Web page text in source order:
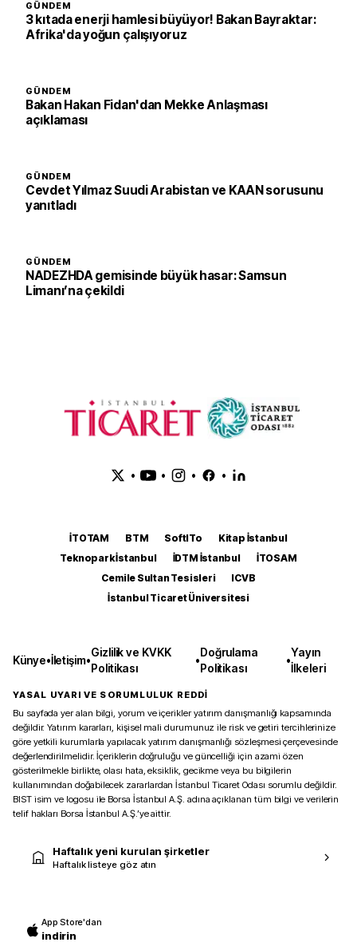
GÜNDEM
3 kıtada enerji hamlesi büyüyor! Bakan Bayraktar:
Afrika'da yoğun çalışıyoruz
GÜNDEM
Bakan Hakan Fidan'dan Mekke Anlaşması
açıklaması
GÜNDEM
Cevdet Yılmaz Suudi Arabistan ve KAAN sorusunu
yanıtladı
GÜNDEM
NADEZHDA gemisinde büyük hasar: Samsun
Limanı’na çekildi
• • • •
İTOTAM BTM SoftITo
Kitap İstanbul
Teknopark İstanbul
İDTM İstanbul
İTOSAM
Cemile Sultan Tesisleri
ICVB
İstanbul Ticaret Üniversitesi
Künye•İletişim•
Gizlilik ve KVKK
Politikası
•
Doğrulama
Politikası
•
Yayın
İlkeleri
YASAL UYARI VE SORUMLULUK REDDİ
Bu sayfada yer alan bilgi, yorum ve içerikler yatırım danışmanlığı kapsamında
değildir. Yatırım kararları, kişisel mali durumunuz ile risk ve getiri tercihlerinize
göre yetkili kurumlarla yapılacak yatırım danışmanlığı sözleşmesi çerçevesinde
değerlendirilmelidir. İçeriklerin doğruluğu ve güncelliği için azami özen
gösterilmekle birlikte, olası hata, eksiklik, gecikme veya bu bilgilerin
kullanımından doğabilecek zararlardan İstanbul Ticaret Odası sorumlu değildir.
BIST isim ve logosu ile Borsa İstanbul A.Ş. adına açıklanan tüm bilgi ve verilerin
telif hakları Borsa İstanbul A.Ş.’ye aittir.
Haftalık yeni kurulan şirketler
Haftalık listeye göz atın
App Store'dan
indirin